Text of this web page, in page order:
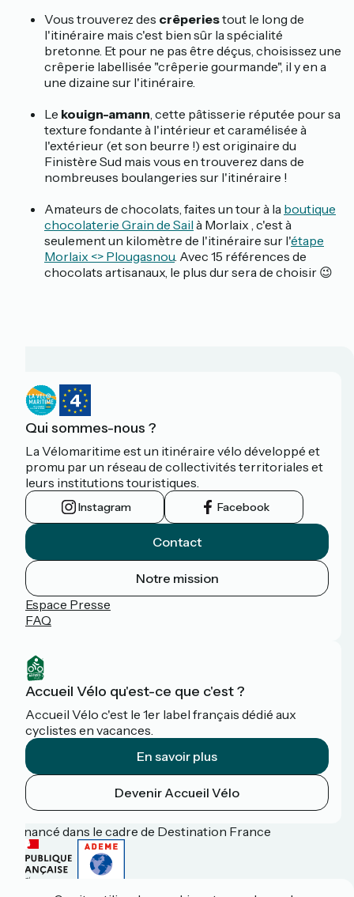
Vous trouverez des crêperiestout le long de
l'itinéraire mais c'est bien sûr la spécialité
bretonne. Et pour ne pas être déçus, choisissez une
crêperie labellisée "crêperie gourmande", il y en a
une dizaine sur l'itinéraire.
Le kouign-amann, cette pâtisserie réputée pour sa
texture fondante à l'intérieur et caramélisée à
l'extérieur (et son beurre !) est originaire du
Finistère Sud mais vous en trouverez dans de
nombreuses boulangeries sur l'itinéraire !
Amateurs de chocolats, faites un tour à la boutique
chocolaterie Grain de Sail à Morlaix , c'est à
seulement un kilomètre de l'itinéraire sur l'étape
Morlaix <> Plougasnou. Avec 15 références de
chocolats artisanaux, le plus dur sera de choisir 😉
Qui sommes-nous ?
La Vélomaritime est un itinéraire vélo développé et
promu par un réseau de collectivités territoriales et
leurs institutions touristiques.
Instagram Facebook
Contact
Notre mission
Espace Presse
FAQ
Accueil Vélo qu'est-ce que c'est ?
Accueil Vélo c'est le 1er label français dédié aux
cyclistes en vacances.
En savoir plus
Devenir Accueil Vélo
Financé dans le cadre de Destination France